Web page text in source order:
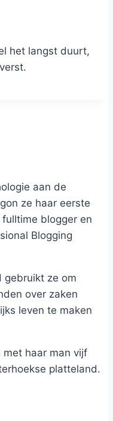
het langst duurt,
aan de
ze haar eerste
blogger en
Blogging
gebruikt ze om
over zaken
leven te maken
haar man vijf
platteland.